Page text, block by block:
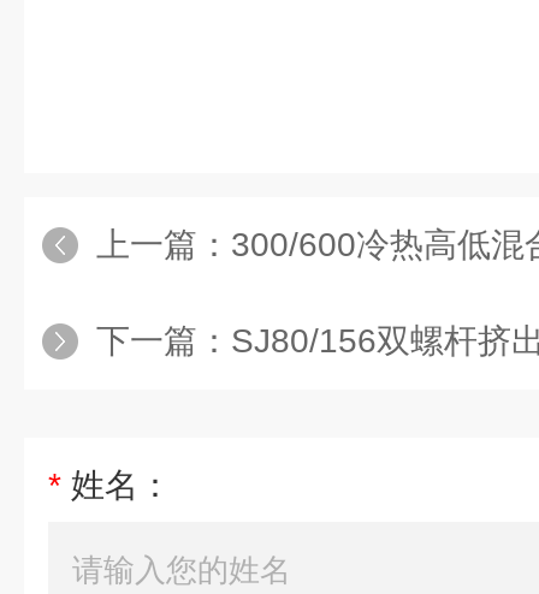
上一篇： 300/600冷热高低混
下一篇： SJ80/156双螺杆挤
* 姓名：